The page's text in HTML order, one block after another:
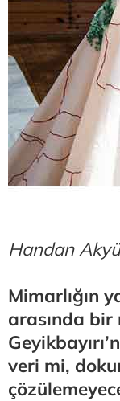
Handan
Mimarlığın
arasında bir
veri mi,